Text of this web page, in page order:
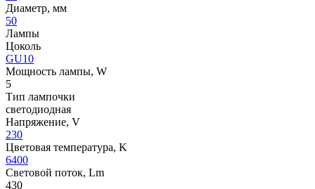
Диаметр, мм
50
Лампы
Цоколь
GU10
Мощность лампы, W
5
Тип лампочки
светодиодная
Напряжение, V
230
Цветовая температура, K
6400
Световой поток, Lm
430